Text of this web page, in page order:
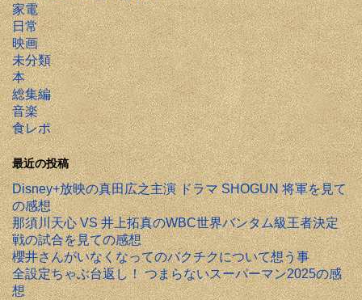
家電
日常
映画
未分類
本
総集編
音楽
食レポ
最近の投稿
Disney+放映の真田広之主演 ドラマ SHOGUN 将軍を見て
の感想
那須川天心 VS 井上拓真のWBC世界バンタム級王者決定
戦の試合を見ての感想
櫻井さんがいなくなってのバクチクについて想う事
全設定ちゃぶ台返し！ つまらないスーパーマン2025の感
想